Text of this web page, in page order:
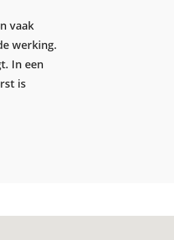
vaak
werking.
In een
is